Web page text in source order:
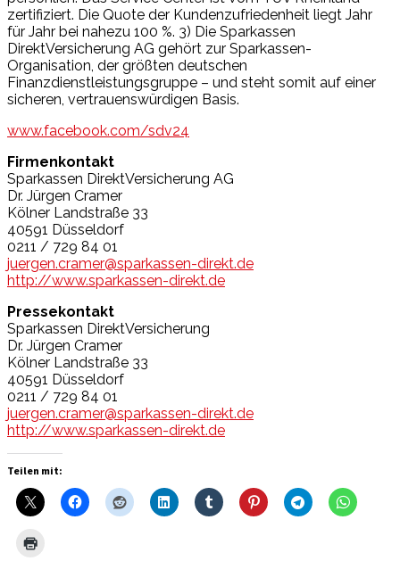
zertifiziert. Die Quote der Kundenzufriedenheit liegt Jahr
für Jahr bei nahezu 100 %. 3) Die Sparkassen
DirektVersicherung AG gehört zur Sparkassen-
Organisation, der größten deutschen
Finanzdienstleistungsgruppe – und steht somit auf einer
sicheren, vertrauenswürdigen Basis.
www.facebook.com/sdv24
Firmenkontakt
Sparkassen DirektVersicherung AG
Dr. Jürgen Cramer
Kölner Landstraße 33
40591 Düsseldorf
0211 / 729 84 01
juergen.cramer@sparkassen-direkt.de
http://www.sparkassen-direkt.de
Pressekontakt
Sparkassen DirektVersicherung
Dr. Jürgen Cramer
Kölner Landstraße 33
40591 Düsseldorf
0211 / 729 84 01
juergen.cramer@sparkassen-direkt.de
http://www.sparkassen-direkt.de
Teilen mit: